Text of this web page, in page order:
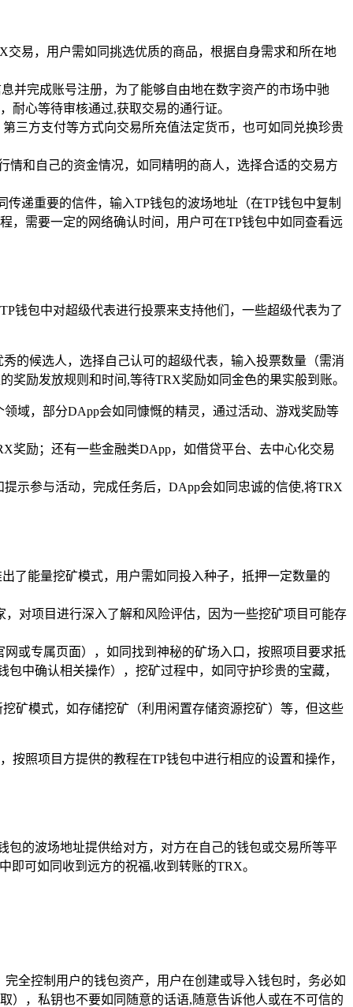
交易，用户需如同挑选优质的商品，根据自身需求和所在地
并完成账号注册，为了能够自由地在数字资产的市场中驰
心等待审核通过,获取交易的通行证。
三方支付等方式向交易所充值法定货币，也可如同兑换珍贵
情和自己的资金情况，如同精明的商人，选择合适的交易方
递重要的信件，输入TP钱包的波场地址（在TP钱包中复制
，需要一定的网络确认时间，用户可在TP钱包中如同查看远
钱包中对超级代表进行投票来支持他们，一些超级代表为了
的候选人，选择自己认可的超级代表，输入投票数量（需消
励发放规则和时间,等待TRX奖励如同金色的果实般到账。
域，部分DApp会如同慷慨的精灵，通过活动、游戏奖励等
奖励；还有一些金融类DApp，如借贷平台、去中心化交易
示参与活动，完成任务后，DApp会如同忠诚的信使,将TRX
了能量挖矿模式，用户需如同投入种子，抵押一定数量的
对项目进行深入了解和风险评估，因为一些挖矿项目可能存
或专属页面），如同找到神秘的矿场入口，按照项目要求抵
中确认相关操作），挖矿过程中，如同守护珍贵的宝藏，
矿模式，如存储挖矿（利用闲置存储资源挖矿）等，但这些
照项目方提供的教程在TP钱包中进行相应的设置和操作，
的波场地址提供给对方，对方在自己的钱包或交易所等平
可如同收到远方的祝福,收到转账的TRX。
全控制用户的钱包资产，用户在创建或导入钱包时，务必如
），私钥也不要如同随意的话语,随意告诉他人或在不可信的